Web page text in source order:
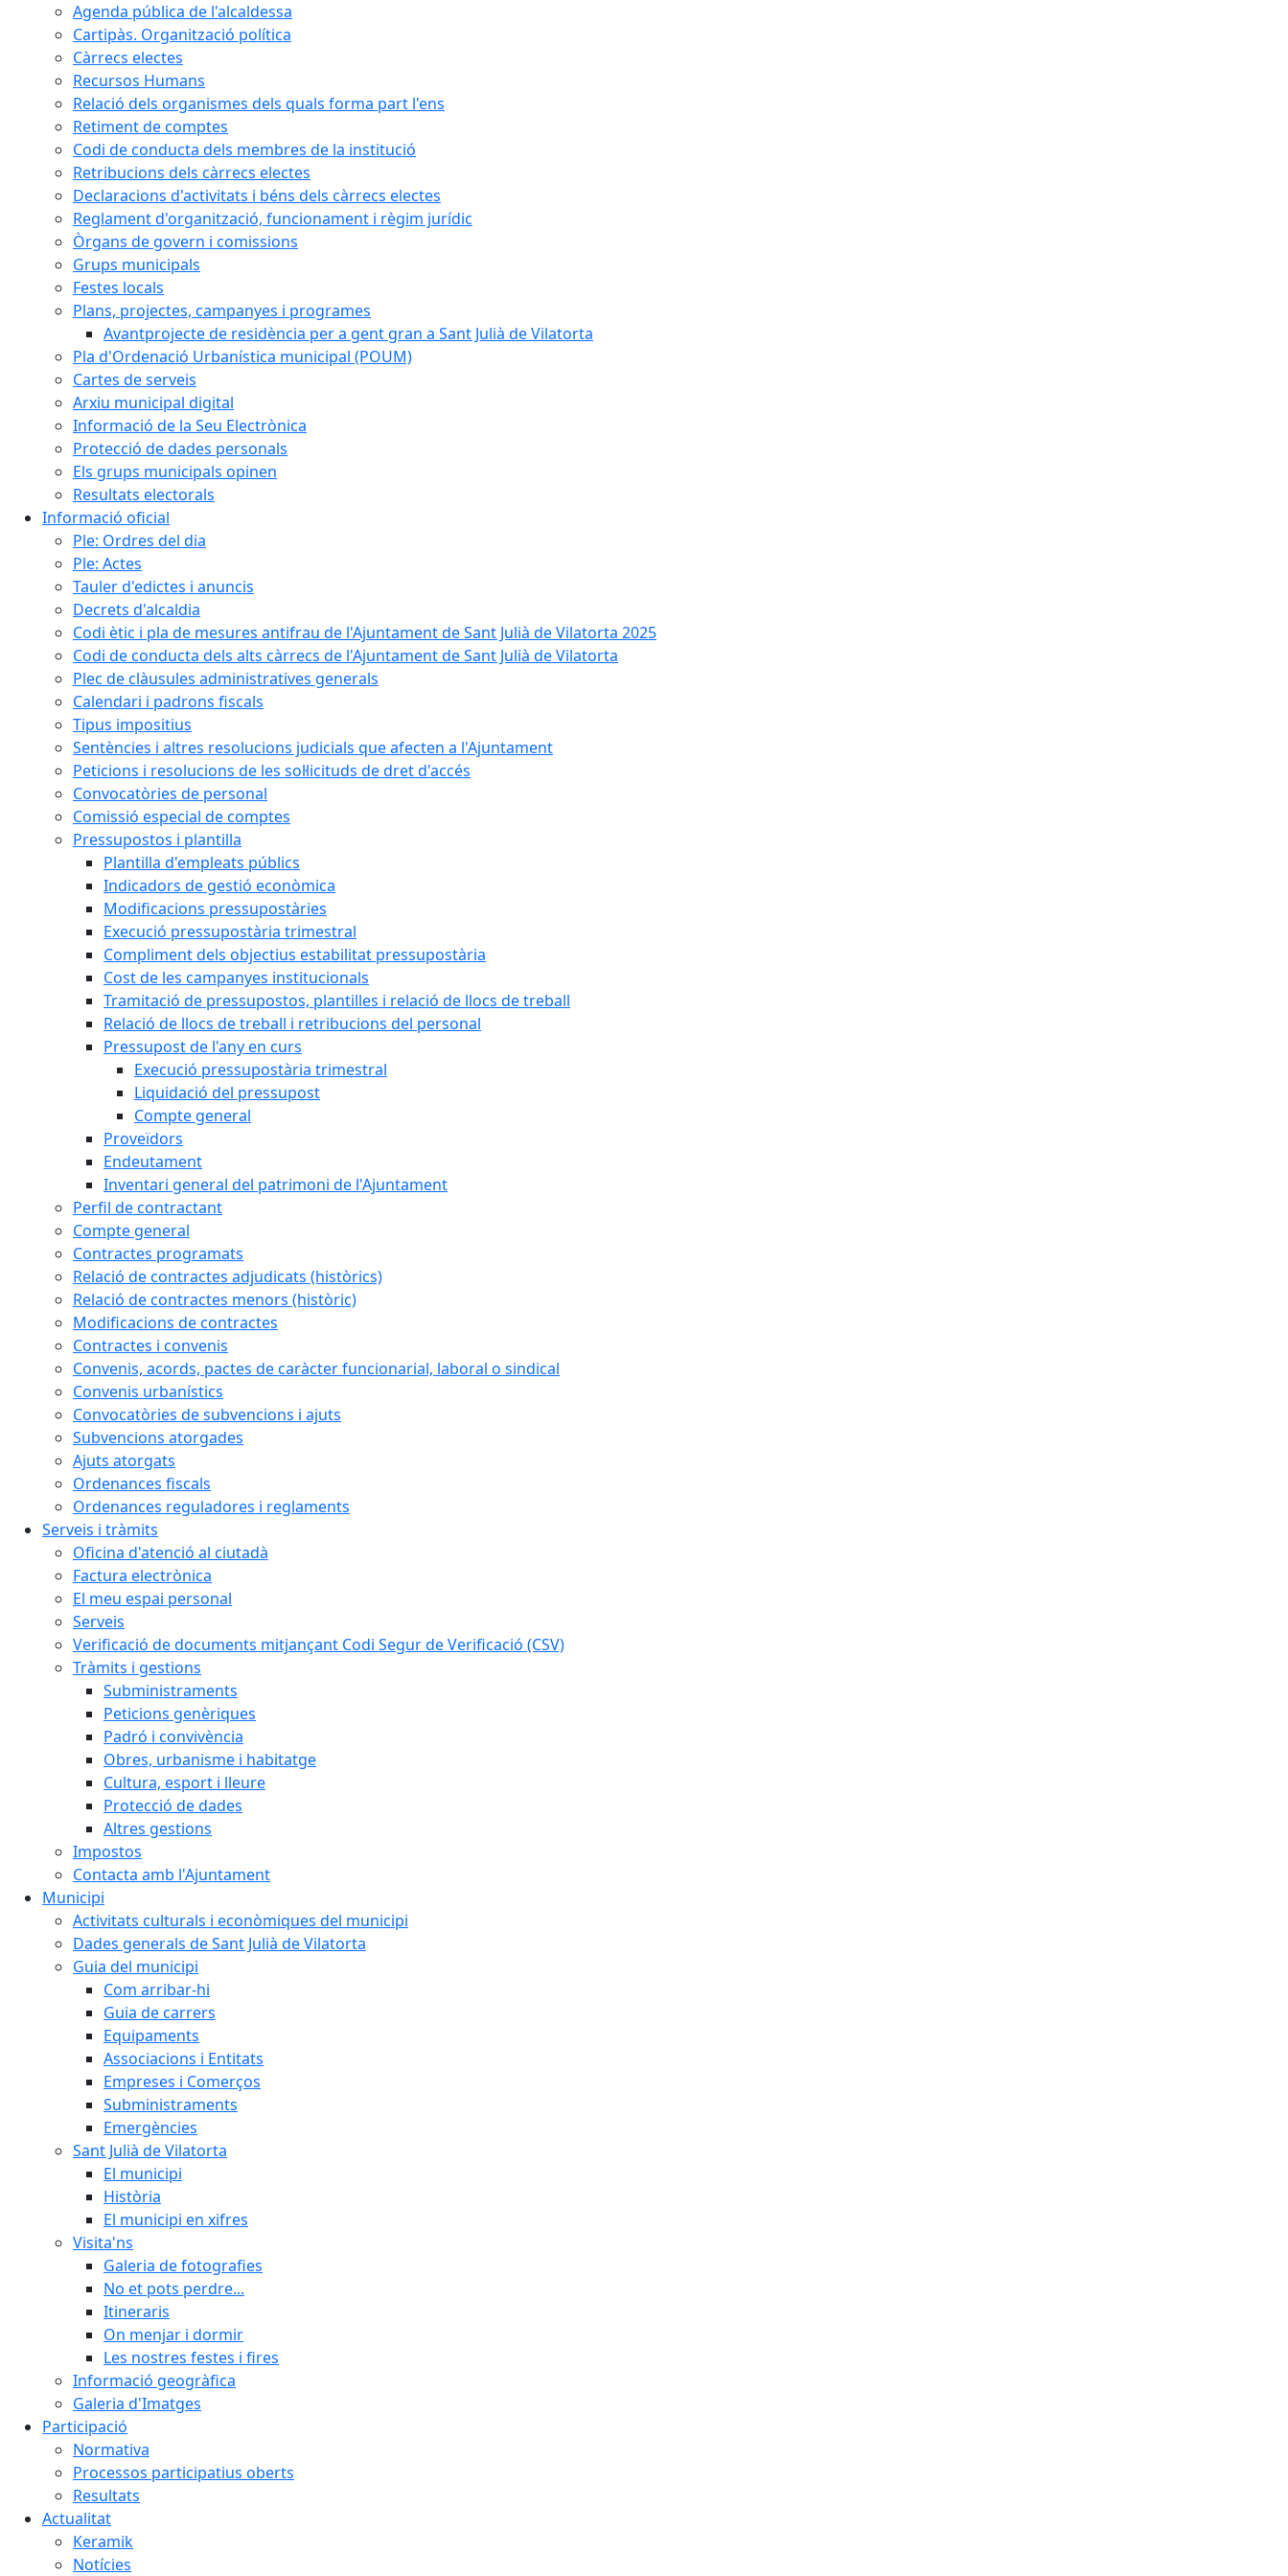
Agenda pública de l'alcaldessa
Cartipàs. Organització política
Càrrecs electes
Recursos Humans
Relació dels organismes dels quals forma part l'ens
Retiment de comptes
Codi de conducta dels membres de la institució
Retribucions dels càrrecs electes
Declaracions d'activitats i béns dels càrrecs electes
Reglament d'organització, funcionament i règim jurídic
Òrgans de govern i comissions
Grups municipals
Festes locals
Plans, projectes, campanyes i programes
Avantprojecte de residència per a gent gran a Sant Julià de Vilatorta
Pla d'Ordenació Urbanística municipal (POUM)
Cartes de serveis
Arxiu municipal digital
Informació de la Seu Electrònica
Protecció de dades personals
Els grups municipals opinen
Resultats electorals
Informació oficial
Ple: Ordres del dia
Ple: Actes
Tauler d'edictes i anuncis
Decrets d'alcaldia
Codi ètic i pla de mesures antifrau de l'Ajuntament de Sant Julià de Vilatorta 2025
Codi de conducta dels alts càrrecs de l'Ajuntament de Sant Julià de Vilatorta
Plec de clàusules administratives generals
Calendari i padrons fiscals
Tipus impositius
Sentències i altres resolucions judicials que afecten a l'Ajuntament
Peticions i resolucions de les sol·licituds de dret d'accés
Convocatòries de personal
Comissió especial de comptes
Pressupostos i plantilla
Plantilla d'empleats públics
Indicadors de gestió econòmica
Modificacions pressupostàries
Execució pressupostària trimestral
Compliment dels objectius estabilitat pressupostària
Cost de les campanyes institucionals
Tramitació de pressupostos, plantilles i relació de llocs de treball
Relació de llocs de treball i retribucions del personal
Pressupost de l'any en curs
Execució pressupostària trimestral
Liquidació del pressupost
Compte general
Proveïdors
Endeutament
Inventari general del patrimoni de l'Ajuntament
Perfil de contractant
Compte general
Contractes programats
Relació de contractes adjudicats (històrics)
Relació de contractes menors (històric)
Modificacions de contractes
Contractes i convenis
Convenis, acords, pactes de caràcter funcionarial, laboral o sindical
Convenis urbanístics
Convocatòries de subvencions i ajuts
Subvencions atorgades
Ajuts atorgats
Ordenances fiscals
Ordenances reguladores i reglaments
Serveis i tràmits
Oficina d'atenció al ciutadà
Factura electrònica
El meu espai personal
Serveis
Verificació de documents mitjançant Codi Segur de Verificació (CSV)
Tràmits i gestions
Subministraments
Peticions genèriques
Padró i convivència
Obres, urbanisme i habitatge
Cultura, esport i lleure
Protecció de dades
Altres gestions
Impostos
Contacta amb l'Ajuntament
Municipi
Activitats culturals i econòmiques del municipi
Dades generals de Sant Julià de Vilatorta
Guia del municipi
Com arribar-hi
Guia de carrers
Equipaments
Associacions i Entitats
Empreses i Comerços
Subministraments
Emergències
Sant Julià de Vilatorta
El municipi
Història
El municipi en xifres
Visita'ns
Galeria de fotografies
No et pots perdre...
Itineraris
On menjar i dormir
Les nostres festes i fires
Informació geogràfica
Galeria d'Imatges
Participació
Normativa
Processos participatius oberts
Resultats
Actualitat
Keramik
Notícies